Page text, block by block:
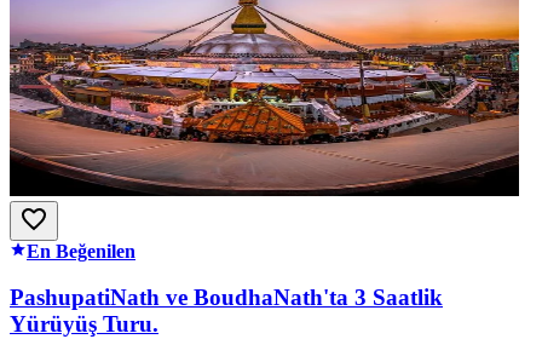
En Beğenilen
PashupatiNath ve BoudhaNath'ta 3 Saatlik
Yürüyüş Turu.